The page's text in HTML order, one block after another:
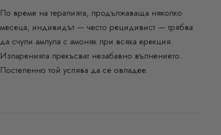
По време на терапията, продължаваща няколко
месеца, индивидът — често рецидивист — трябва
да счупи ампула с амоняк при всяка ерекция.
Изпаренията прекъсват незабавно вълнението.
Постепенно той успява да се овладее.